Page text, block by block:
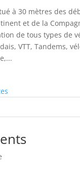
à 30 mètres des
et de la
de tous types de
VTT, Tandems,